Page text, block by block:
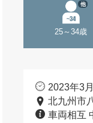
25～34歳
他
2023年3
北九州市
車両相互